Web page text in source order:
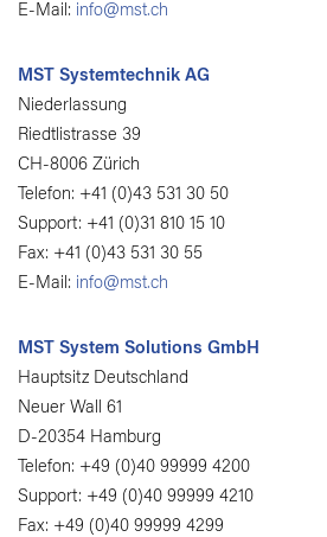
E-Mail: info@mst.ch
MST Systemtechnik AG
Niederlassung
Riedtlistrasse 39
CH-8006 Zürich
Telefon: +41 (0)43 531 30 50
Support: +41 (0)31 810 15 10
Fax: +41 (0)43 531 30 55
E-Mail: info@mst.ch
MST System Solutions GmbH
Hauptsitz Deutschland
Neuer Wall 61
D-20354 Hamburg
Telefon: +49 (0)40 99999 4200
Support: +49 (0)40 99999 4210
Fax: +49 (0)40 99999 4299